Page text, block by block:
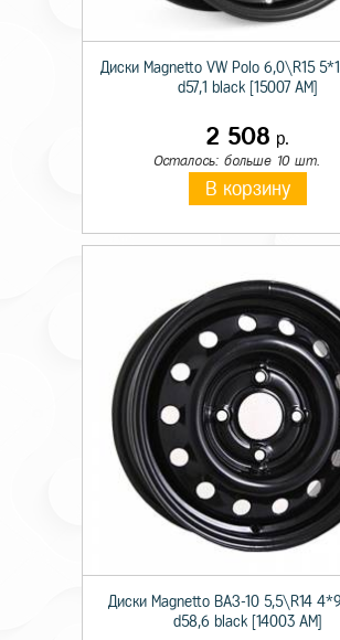
Диски Magnetto VW Polo 6,0\R15
d57,1 black [15007 AM]
2 508 р.
Осталось: больше 10 шт.
В корзину
Диски Magnetto ВАЗ-10 5,5\R14
d58,6 black [14003 AM]